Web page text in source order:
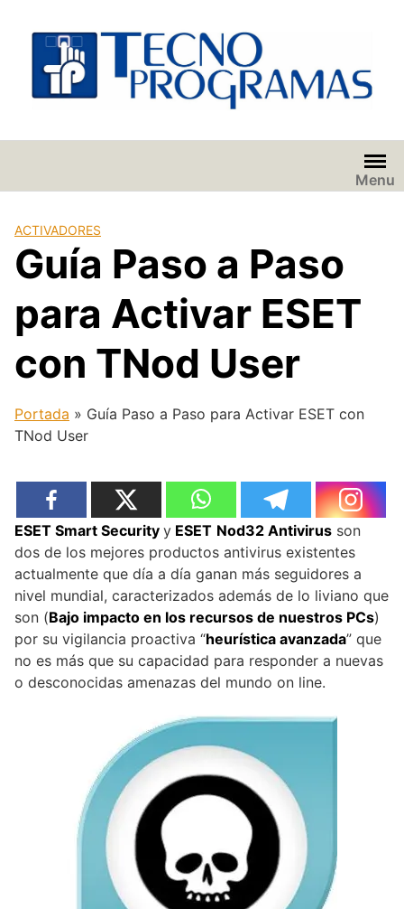
contenido
Menu
ACTIVADORES
Guía Paso a Paso
para Activar ESET
con TNod User
Portada » Guía Paso a Paso para Activar ESET con
TNod User
ESET Smart Security y ESET Nod32 Antivirus son
dos de los mejores productos antivirus existentes
actualmente que día a día ganan más seguidores a
nivel mundial, caracterizados además de lo liviano que
son (Bajo impacto en los recursos de nuestros PCs)
por su vigilancia proactiva “heurística avanzada” que
no es más que su capacidad para responder a nuevas
o desconocidas amenazas del mundo on line.